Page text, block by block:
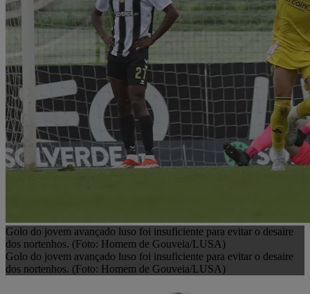
Golo do jovem avançado luso foi insuficiente para evitar o desaire
dos nortenhos. (Foto: Homem de Gouveia/LUSA)
Golo do jovem avançado luso foi insuficiente para evitar o desaire
dos nortenhos. (Foto: Homem de Gouveia/LUSA)